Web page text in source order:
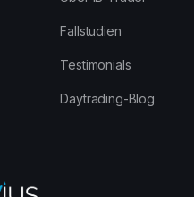
Fallstudien
Testimonials
Daytrading-Blog